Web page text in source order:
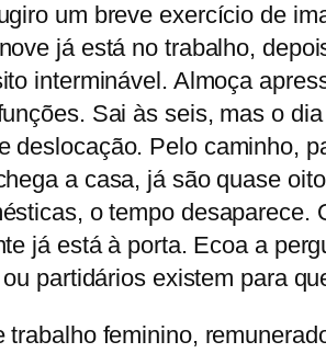
um breve exercício de
já está no trabalho,
interminável. Almoça
Sai às seis, mas o
deslocação. Pelo caminho,
a casa, já são quase
o tempo desaparece.
já está à porta. Ecoa a
partidários existem para
trabalho feminino,